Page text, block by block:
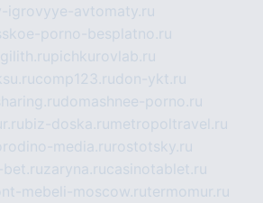
igrovyye-avtomaty.ru
porno-besplatno.ru
pichkurovlab.ru
comp123.rudon-ykt.ru
domashnee-porno.ru
biz-doska.ru metropoltravel.ru
media.ru rostotsky.ru
zaryna.rucasinotablet.ru
mebeli-moscow.rutermomur.ru